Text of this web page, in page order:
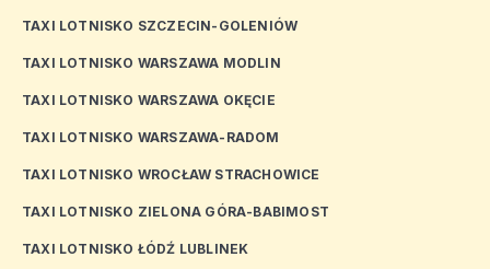
TAXI LOTNISKO SZCZECIN-GOLENIÓW
TAXI LOTNISKO WARSZAWA MODLIN
TAXI LOTNISKO WARSZAWA OKĘCIE
TAXI LOTNISKO WARSZAWA-RADOM
TAXI LOTNISKO WROCŁAW STRACHOWICE
TAXI LOTNISKO ZIELONA GÓRA-BABIMOST
TAXI LOTNISKO ŁÓDŹ LUBLINEK